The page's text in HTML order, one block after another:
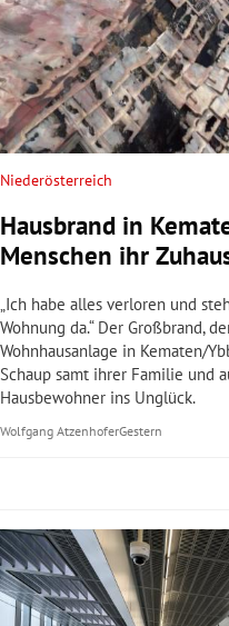
Untermenü
Untermenü
Untermenü
Untermenü
Untermenü
Untermenü
Untermenü
Niederösterreich
Hausbrand in
Menschen ihr
„Ich habe alles verloren und
Wohnung da.“ Der Großbrand,
Wohnhausanlage in Kematen/
Schaup samt ihrer Familie und
Hausbewohner ins Unglück.
Wolfgang AtzenhoferGestern